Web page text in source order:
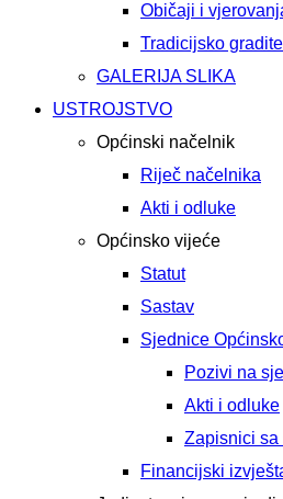
Običaji i
Tradicijsko
GALERIJA SLIKA
USTROJSTVO
Općinski načelnik
Riječ načelnika
Akti i odluke
Općinsko vijeće
Statut
Sastav
Sjednice
Pozivi na
Akti i odluke
Zapisnici sa
Financijski